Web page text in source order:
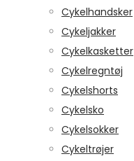
Cykelhandsker
Cykeljakker
Cykelkasketter
Cykelregntøj
Cykelshorts
Cykelsko
Cykelsokker
Cykeltrøjer